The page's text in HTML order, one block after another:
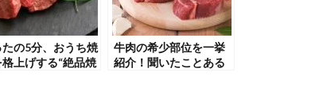
の5分、おうち焼
格上げする“絶品焼
牛肉の希少部位を一挙
紹介！聞いたことある